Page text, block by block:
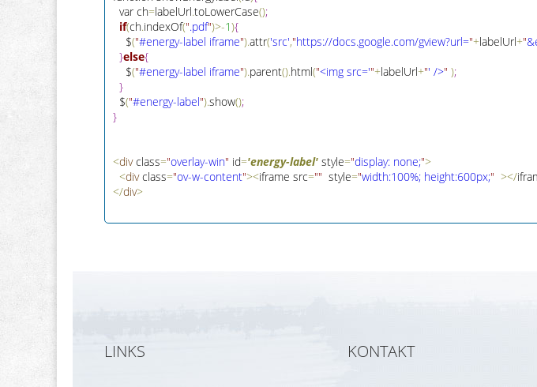
  var ch
=labelUrl.toLowerCase();
if(ch.indexOf(".pdf")>-1){
    $
("#energy-label iframe").attr('src',"https://docs.google.com/gview?url="+labelUrl+"
}else{
    $
("#energy-label iframe").parent().html("<img src='"+labelUrl+"' />" );
}
  $
("#energy-label").show();
}
<div class="overlay-win" id='energy-label' style="display: none;">
<div class="ov-w-content"><iframe src=""
  style
="width:100%; height:600px;" ></
</div>
LINKS KONTAKT